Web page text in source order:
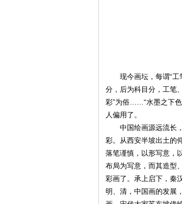
现今画坛，每谓“工笔
分，后为科目分，工笔
彩”为俗……“水墨之下色
人偏用了。
中国绘画源远流长，
彩。从西安半坡出土的
落笔谨慎，以形写意，
布局为写意，而其造型
彩画了。承上启下，秦
明、清，中国画的发展